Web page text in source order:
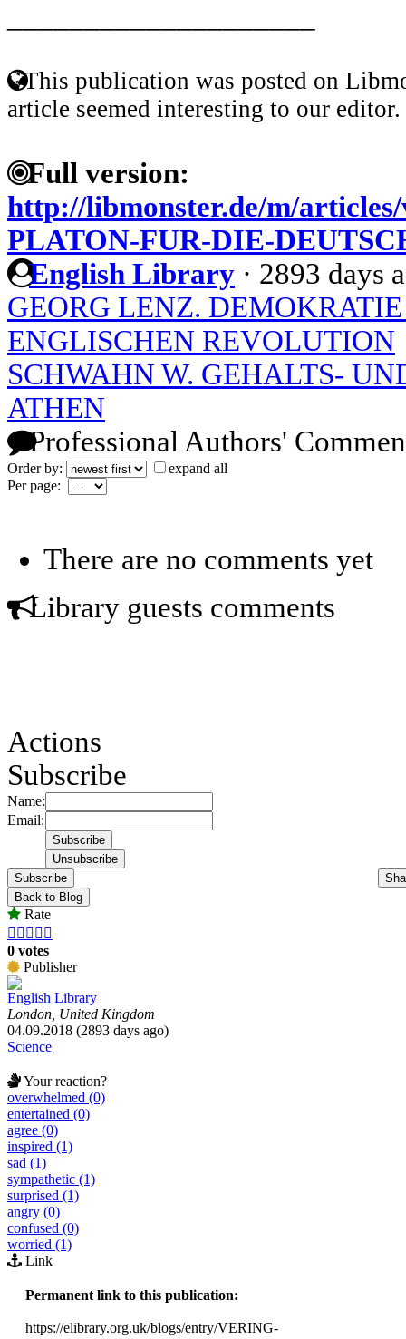
This publication was posted on
article seemed interesting to our editor.
Full version:
http://libmonster.de/m/
PLATON-FUR-DIE-
English Library · 2893 days
GEORG LENZ.
ENGLISCHEN REVOLUTION
SCHWAHN W. GEHALTS-
ATHEN
Professional Authors'
Order by:
expand all
Per page:
There are no comments yet
Library guests comments
Actions
Subscribe
Name:
Email:
Subscribe
Back to Blog
Rate
    
0 votes
Publisher
English Library
London, United Kingdom
04.09.2018 (2893 days ago)
Science
Your reaction?
overwhelmed (0)
entertained (0)
agree (0)
inspired (1)
sad (1)
sympathetic (1)
surprised (1)
angry (0)
confused (0)
worried (1)
Link
Permanent link to this publication:
https://elibrary.org.uk/blogs/entry/VERING-